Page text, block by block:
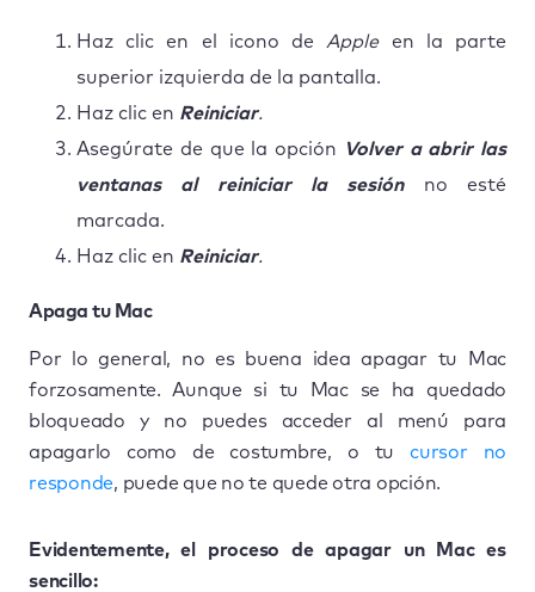
Haz clic en el icono de Apple en la parte
superior izquierda de la pantalla.
Haz clic en Reiniciar.
Asegúrate de que la opción
Volver a abrir las
ventanas al reiniciar la sesiónno esté
marcada.
Haz clic en Reiniciar.
Apaga tu Mac
Por lo general, no es buena idea apagar tu Mac
forzosamente. Aunque si tu Mac se ha quedado
bloqueado y no puedes acceder al menú para
apagarlo como de costumbre, o tucursor no
responde, puede que no te quede otra opción.
Evidentemente, el proceso de apagar un Mac es
sencillo: